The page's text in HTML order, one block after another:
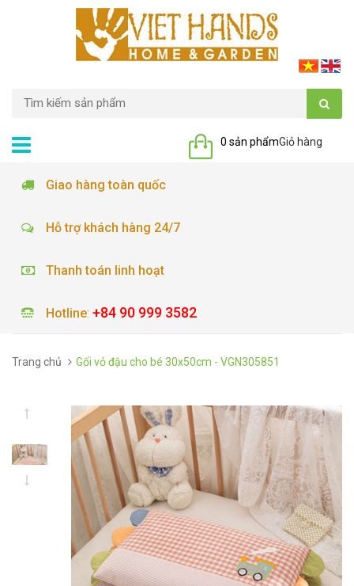
Giỏ hàng
0 sản phẩm
Giao hàng toàn quốc
Hỗ trợ khách hàng 24/7
Thanh toán linh hoạt
Hotline: +84 90 999 3582
Trang chủ Gối vỏ đậu cho bé 30x50cm - VGN305851